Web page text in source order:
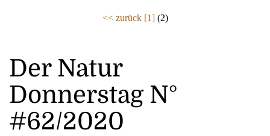
<< zurück [1] (2)
Der Natur
Donnerstag N°
#62/2020